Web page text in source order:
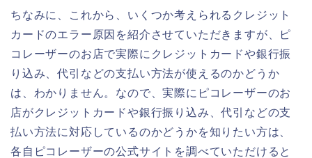
ちなみに、これから、いくつか考えられるクレジット
カードのエラー原因を紹介させていただきますが、ピ
コレーザーのお店で実際にクレジットカードや銀行振
り込み、代引などの支払い方法が使えるのかどうか
は、わかりません。なので、実際にピコレーザーのお
店がクレジットカードや銀行振り込み、代引などの支
払い方法に対応しているのかどうかを知りたい方は、
各自ピコレーザーの公式サイトを調べていただけると